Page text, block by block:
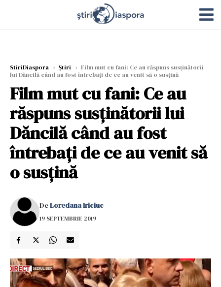
StiriDiaspora › Știri › Film mut cu fani: Ce au răspuns susținătorii
lui Dăncilă când au fost întrebați de ce au venit să o susțină
Film mut cu fani: Ce au
răspuns susținătorii lui
Dăncilă când au fost
întrebați de ce au venit să
o susțină
DeLoredana Iriciuc
19 SEPTEMBRIE 2019